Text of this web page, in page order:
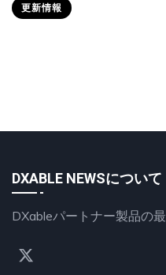
更新情報
DXABLE NEWSについて
DXableパートナー製品の